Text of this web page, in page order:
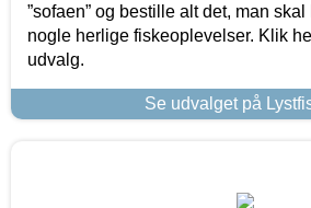
”sofaen” og bestille alt det, man skal
nogle herlige fiskeoplevelser. Klik
udvalg.
Se udvalget på